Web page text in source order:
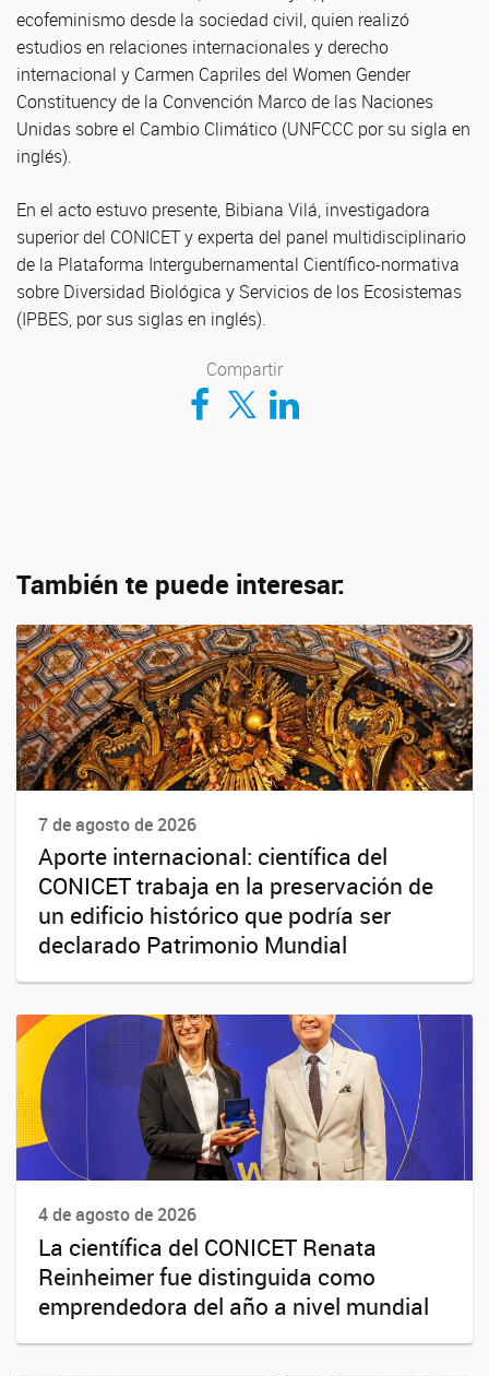
ecofeminismo desde la sociedad civil, quien realizó
estudios en relaciones internacionales y derecho
internacional y Carmen Capriles del Women Gender
Constituency de la Convención Marco de las Naciones
Unidas sobre el Cambio Climático (UNFCCC por su sigla en
inglés).
En el acto estuvo presente, Bibiana Vilá, investigadora
superior del CONICET y experta del panel multidisciplinario
de la Plataforma Intergubernamental Científico-normativa
sobre Diversidad Biológica y Servicios de los Ecosistemas
(IPBES, por sus siglas en inglés).
Compartir
Compartir en Facebook
Compartir en TwitterCompartir en LinkedIn
También te puede interesar:
7 de agosto de 2026
Aporte internacional: científica del
CONICET trabaja en la preservación de
un edificio histórico que podría ser
declarado Patrimonio Mundial
4 de agosto de 2026
La científica del CONICET Renata
Reinheimer fue distinguida como
emprendedora del año a nivel mundial